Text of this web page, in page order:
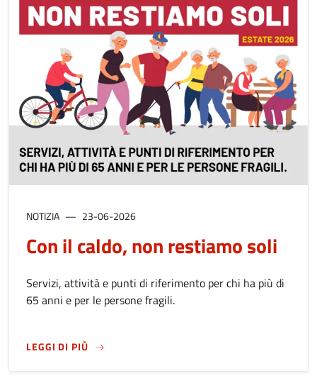
NOTIZIA 23-06-2026
Con il caldo, non restiamo soli
Servizi, attività e punti di riferimento per chi ha più di
65 anni e per le persone fragili.
LEGGI DI PIÙSUCON IL CALDO, NON RESTIAMO SOLI